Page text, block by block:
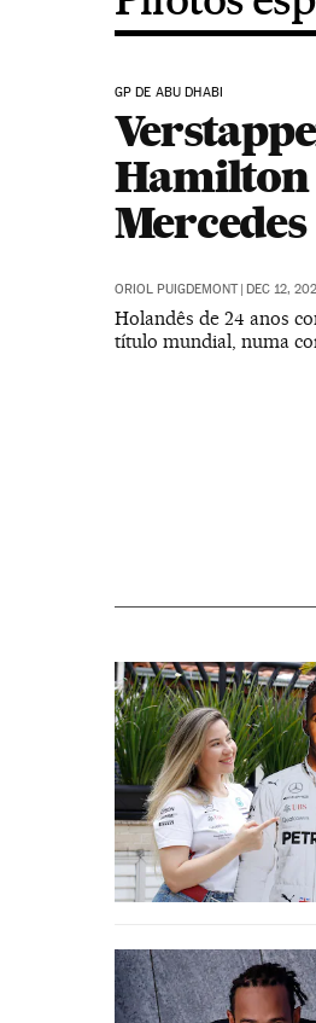
GP DE ABU DHABI
Hamilton
Mercedes
ORIOL PUIGDEMONT | DEC 12,
Holandês de 24 anos
título mundial, numa